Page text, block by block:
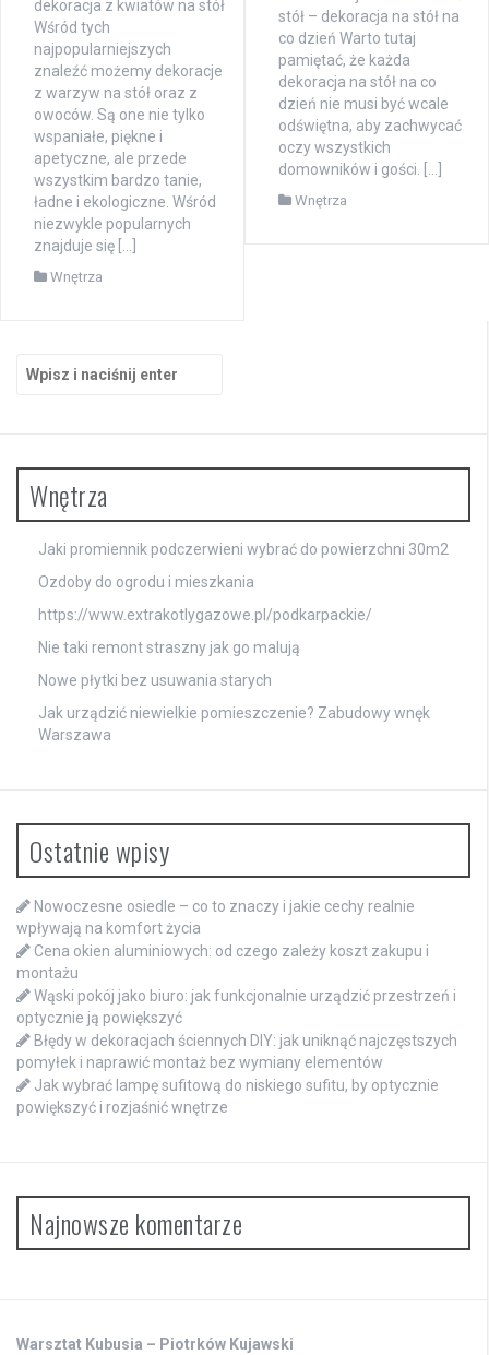
dekoracja z kwiatów na stół
Wśród tych
najpopularniejszych
znaleźć możemy dekoracje
z warzyw na stół oraz z
owoców. Są one nie tylko
wspaniałe, piękne i
apetyczne, ale przede
wszystkim bardzo tanie,
ładne i ekologiczne. Wśród
niezwykle popularnych
znajduje się […]
Wnętrza
stół – dekoracja na stół na
co dzień Warto tutaj
pamiętać, że każda
dekoracja na stół na co
dzień nie musi być wcale
odświętna, aby zachwycać
oczy wszystkich
domowników i gości. […]
Wnętrza
Wnętrza
Jaki promiennik podczerwieni wybrać do powierzchni 30m2
Ozdoby do ogrodu i mieszkania
https://www.extrakotlygazowe.pl/podkarpackie/
Nie taki remont straszny jak go malują
Nowe płytki bez usuwania starych
Jak urządzić niewielkie pomieszczenie? Zabudowy wnęk
Warszawa
Ostatnie wpisy
Nowoczesne osiedle – co to znaczy i jakie cechy realnie
wpływają na komfort życia
Cena okien aluminiowych: od czego zależy koszt zakupu i
montażu
Wąski pokój jako biuro: jak funkcjonalnie urządzić przestrzeń i
optycznie ją powiększyć
Błędy w dekoracjach ściennych DIY: jak uniknąć najczęstszych
pomyłek i naprawić montaż bez wymiany elementów
Jak wybrać lampę sufitową do niskiego sufitu, by optycznie
powiększyć i rozjaśnić wnętrze
Najnowsze komentarze
Warsztat Kubusia – Piotrków Kujawski